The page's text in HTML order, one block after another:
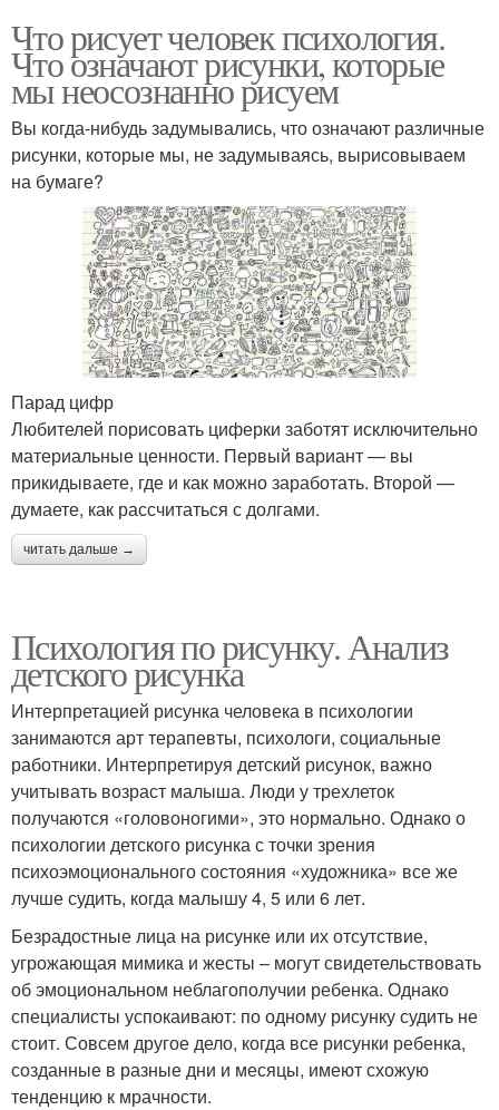
Что рисует человек психология.
Что означают рисунки, которые
мы неосознанно рисуем
Вы когда-нибудь задумывались, что означают различные
рисунки, которые мы, не задумываясь, вырисовываем
на бумаге?
Парад цифр
Любителей порисовать циферки заботят исключительно
материальные ценности. Первый вариант — вы
прикидываете, где и как можно заработать. Второй —
думаете, как рассчитаться с долгами.
читать дальше →
Психология по рисунку. Анализ
детского рисунка
Интерпретацией рисунка человека в психологии
занимаются арт терапевты, психологи, социальные
работники. Интерпретируя детский рисунок, важно
учитывать возраст малыша. Люди у трехлеток
получаются «головоногими», это нормально. Однако о
психологии детского рисунка с точки зрения
психоэмоционального состояния «художника» все же
лучше судить, когда малышу 4, 5 или 6 лет.
Безрадостные лица на рисунке или их отсутствие,
угрожающая мимика и жесты – могут свидетельствовать
об эмоциональном неблагополучии ребенка. Однако
специалисты успокаивают: по одному рисунку судить не
стоит. Совсем другое дело, когда все рисунки ребенка,
созданные в разные дни и месяцы, имеют схожую
тенденцию к мрачности.